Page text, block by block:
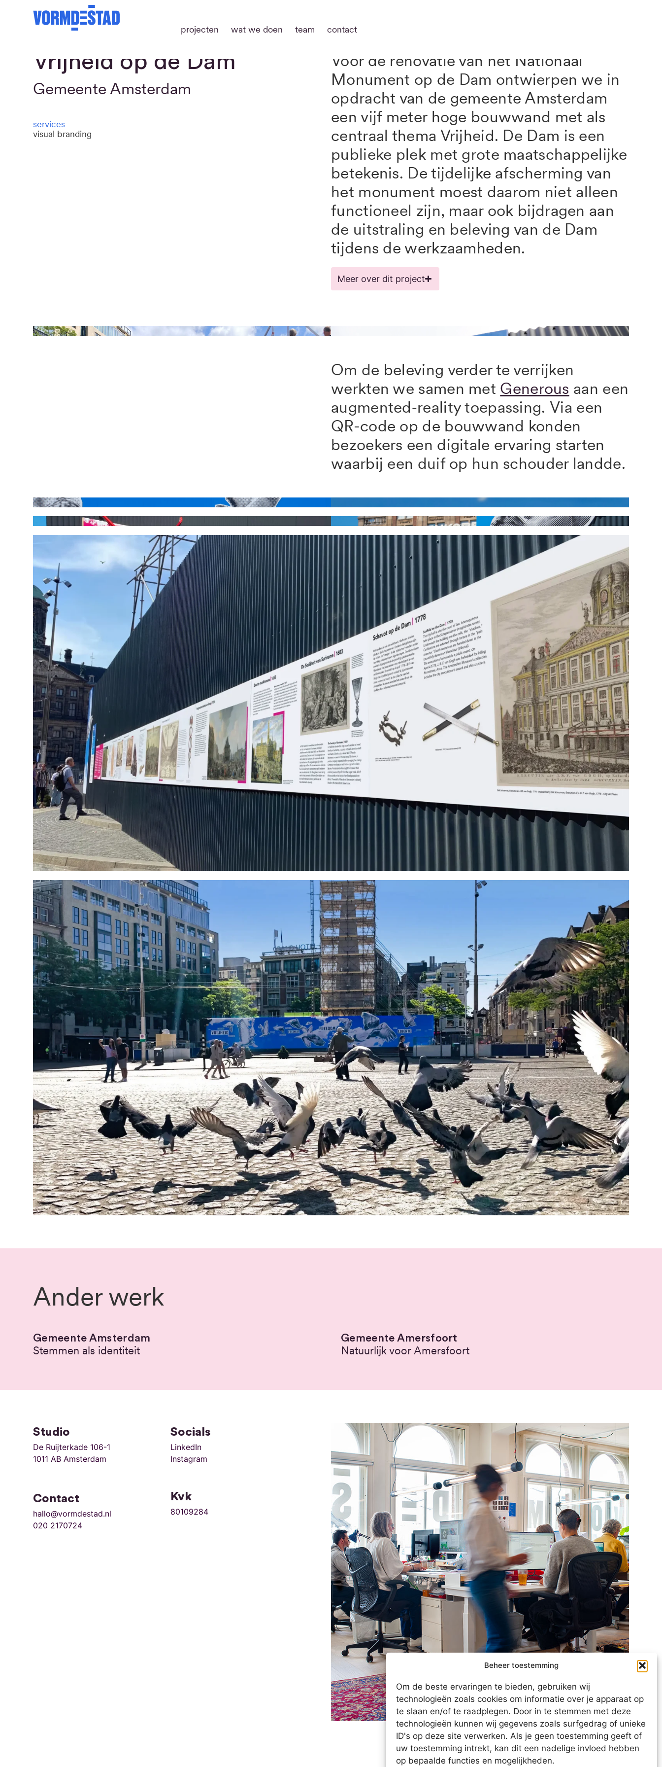
Beheer toestemming
Om de beste ervaringen te bieden, gebruiken wij
technologieën zoals cookies om informatie over je apparaat op
te slaan en/of te raadplegen. Door in te stemmen met deze
technologieën kunnen wij gegevens zoals surfgedrag of unieke
ID's op deze site verwerken. Als je geen toestemming geeft of
uw toestemming intrekt, kan dit een nadelige invloed hebben
op bepaalde functies en mogelijkheden.
projecten wat we doen team contact
Vrijheid op de Dam
Gemeente Amsterdam
services
visual branding
Voor de renovatie van het Nationaal
Monument op de Dam ontwierpen we in
opdracht van de gemeente Amsterdam
een vijf meter hoge bouwwand met als
centraal thema Vrijheid. De Dam is een
publieke plek met grote maatschappelijke
betekenis. De tijdelijke afscherming van
het monument moest daarom niet alleen
functioneel zijn, maar ook bijdragen aan
de uitstraling en beleving van de Dam
tijdens de werkzaamheden.
Meer over dit project
Om de beleving verder te verrijken
werkten we samen met Generous aan een
augmented‑reality toepassing. Via een
QR-code op de bouwwand konden
bezoekers een digitale ervaring starten
waarbij een duif op hun schouder landde.
Ander werk
Gemeente Amsterdam
Stemmen als identiteit
Gemeente Amersfoort
Natuurlijk voor Amersfoort
Studio
De Ruijterkade 106-1
1011 AB Amsterdam
Contact
hallo@vormdestad.nl
020 2170724
Socials
LinkedIn
Instagram
Kvk
80109284